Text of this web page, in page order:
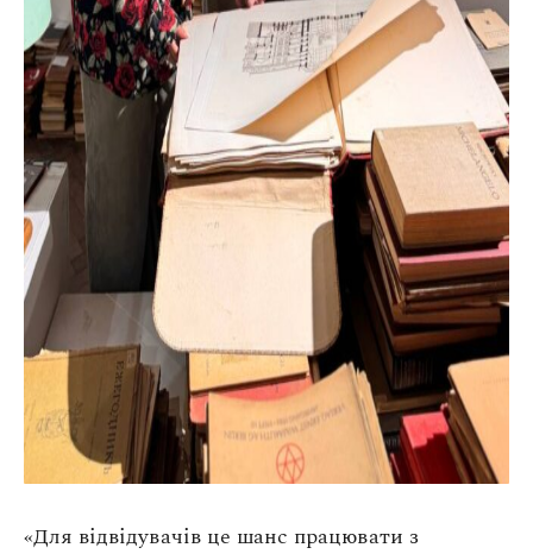
«Для відвідувачів це шанс працювати з